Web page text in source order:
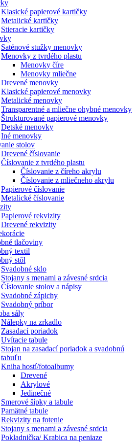
Klasické papierové kartičky
Metalické kartičky
Stieracie kartičky
Saténové stužky menovky
Menovky z tvrdého plastu
Menovky číre
Menovky mliečne
Drevené menovky
Klasické papierové menovky
Metalické menovky
Transparentné a mliečne ohybné menovky
Štrukturované papierové menovky
Detské menovky
Iné menovky
stolov
Drevené číslovanie
Číslovanie z tvrdého plastu
Číslovanie z číreho akrylu
Číslovanie z mliečneho akrylu
Papierové číslovanie
Metalické číslovanie
Papierové rekvizity
Drevené rekvizity
tlačoviny
textil
stôl
Svadobné sklo
Stojany s menami a závesné srdcia
Číslovanie stolov a nápisy
Svadobné zápichy
Svadobný príbor
sály
Nálepky na zrkadlo
Zasadací poriadok
Uvítacie tabule
Stojan na zasadací poriadok a svadobnú
tabuľu
Kniha hostí/fotoalbumy
Drevené
Akrylové
Jedinečné
Smerové šípky a tabule
Pamätné tabule
Rekvizity na fotenie
Stojany s menami a závesné srdcia
Pokladnička/ Krabica na peniaze